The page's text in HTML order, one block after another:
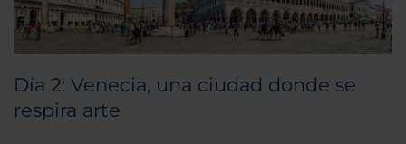
Día 2: Venecia, una ciudad donde se
respira arte